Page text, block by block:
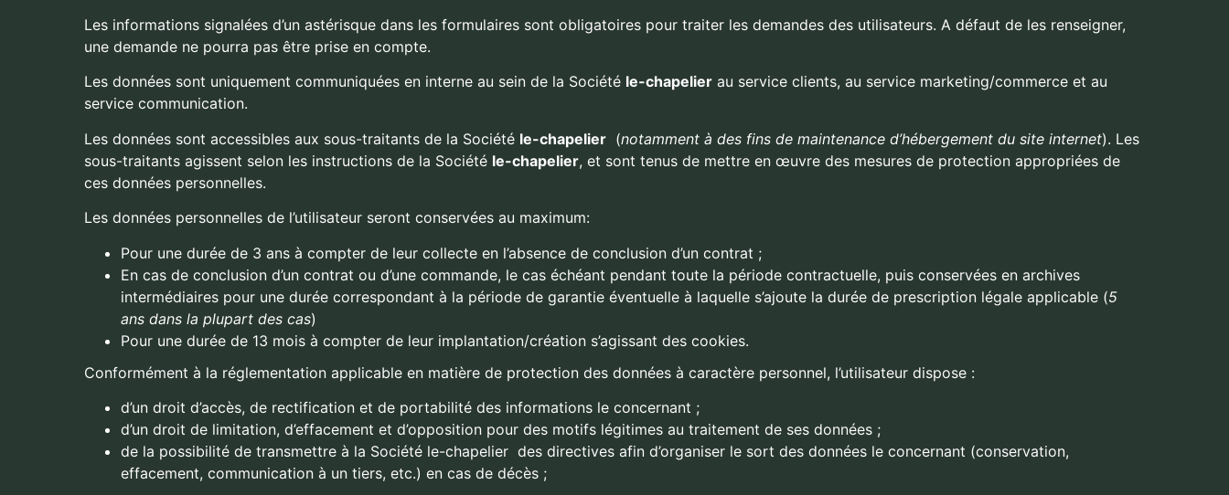
Les informations signalées d’un astérisque dans les formulaires sont obligatoires pour traiter les demandes des utilisateurs. A défaut de les renseigner,
une demande ne pourra pas être prise en compte.
Les données sont uniquement communiquées en interne au sein de la Société le-chapelier au service clients, au service marketing/commerce et au
service communication.
Les données sont accessibles aux sous-traitants de la Société le-chapelier (notamment à des fins de maintenance d’hébergement du site internet). Les
sous-traitants agissent selon les instructions de la Société le-chapelier, et sont tenus de mettre en œuvre des mesures de protection appropriées de
ces données personnelles.
Les données personnelles de l’utilisateur seront conservées au maximum:
Pour une durée de 3 ans à compter de leur collecte en l’absence de conclusion d’un contrat ;
En cas de conclusion d’un contrat ou d’une commande, le cas échéant pendant toute la période contractuelle, puis conservées en archives
intermédiaires pour une durée correspondant à la période de garantie éventuelle à laquelle s’ajoute la durée de prescription légale applicable (5
ans dans la plupart des cas)
Pour une durée de 13 mois à compter de leur implantation/création s’agissant des cookies.
Conformément à la réglementation applicable en matière de protection des données à caractère personnel, l’utilisateur dispose :
d’un droit d’accès, de rectification et de portabilité des informations le concernant ;
d’un droit de limitation, d’effacement et d’opposition pour des motifs légitimes au traitement de ses données ;
de la possibilité de transmettre à la Société le-chapelier des directives afin d’organiser le sort des données le concernant (conservation,
effacement, communication à un tiers, etc.) en cas de décès ;